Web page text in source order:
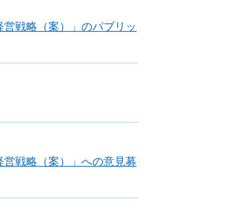
戦略（案）」のパブリッ
営戦略（案）」への意見募